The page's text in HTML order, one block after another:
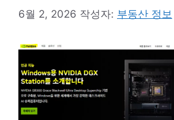
6월 2, 2026 작성자: 부동산 정보